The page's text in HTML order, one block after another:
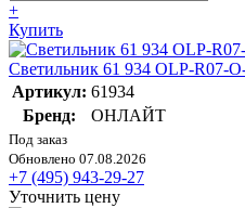
+
Купить
Светильник 61 934 OLP-
Артикул: 61934
Бренд:
ОНЛАЙТ
Под заказ
Обновлено 07.08.2026
+7 (495) 943-29-27
Уточнить цену